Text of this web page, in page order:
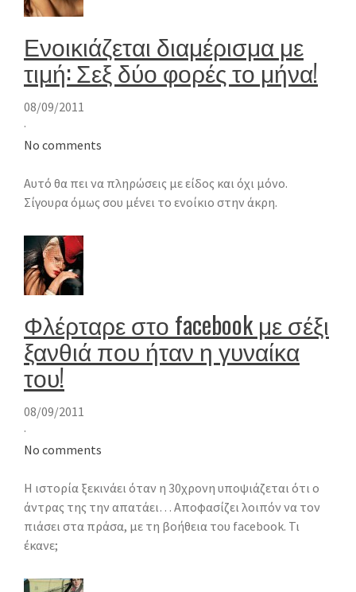
Ενοικιάζεται διαμέρισμα με
τιμή: Σεξ δύο φορές το μήνα!
08/09/2011
·
No comments
Αυτό θα πει να πληρώσεις με είδος και όχι μόνο.
Σίγουρα όμως σου μένει το ενοίκιο στην άκρη.
Φλέρταρε στο facebook με σέξι
ξανθιά που ήταν η γυναίκα
του!
08/09/2011
·
No comments
Η ιστορία ξεκινάει όταν η 30χρονη υποψιάζεται ότι ο
άντρας της την απατάει… Αποφασίζει λοιπόν να τον
πιάσει στα πράσα, με τη βοήθεια του facebook. Τι
έκανε;